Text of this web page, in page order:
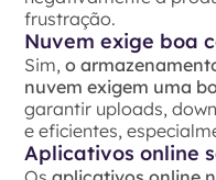
frustração.
Nuvem exige boa
Sim, o
nuvem exigem uma
garantir uploads,
e eficientes,
Aplicativos online